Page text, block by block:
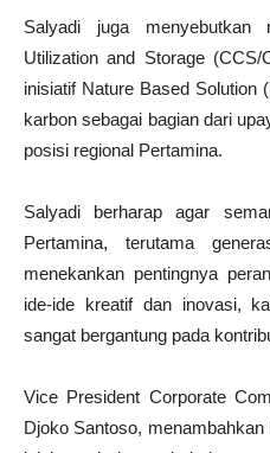
Salyadi juga menyebutkan
Utilization and Storage
inisiatif Nature Based Solution
karbon sebagai bagian dari
posisi regional Pertamina.
Salyadi berharap agar
Pertamina, terutama
menekankan pentingnya
ide-ide kreatif dan inovasi,
sangat bergantung pada
Vice President Corporate
Djoko Santoso,